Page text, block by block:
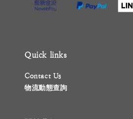
Quick links
Contact Us
物流動態查詢